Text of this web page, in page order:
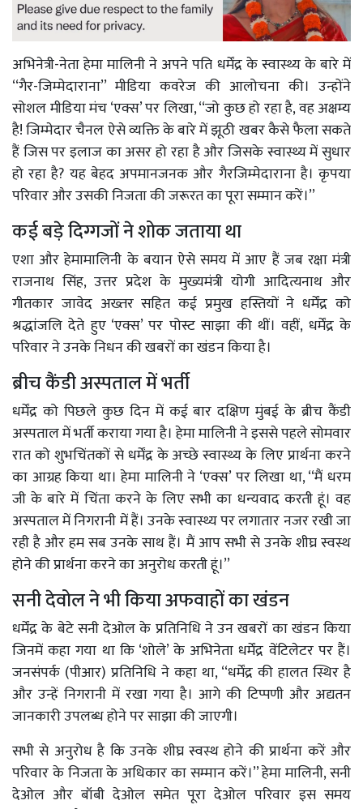
अभिनेत्री-नेता हेमा मालिनी ने अपने पति धर्मेंद्र के स्वास्थ्य के बारे में
‘‘गैर-जिम्मेदाराना’’ मीडिया कवरेज की आलोचना की। उन्होंने
सोशल मीडिया मंच ‘एक्स’ पर लिखा, ‘‘जो कुछ हो रहा है, वह अक्षम्य
है! जिम्मेदार चैनल ऐसे व्यक्ति के बारे में झूठी खबर कैसे फैला सकते
हैं जिस पर इलाज का असर हो रहा है और जिसके स्वास्थ्य में सुधार
हो रहा है? यह बेहद अपमानजनक और गैरजिम्मेदाराना है। कृपया
परिवार और उसकी निजता की जरूरत का पूरा सम्मान करें।’’
कई बड़े दिग्गजों ने शोक जताया था
एशा और हेमामालिनी के बयान ऐसे समय में आए हैं जब रक्षा मंत्री
राजनाथ सिंह, उत्तर प्रदेश के मुख्यमंत्री योगी आदित्यनाथ और
गीतकार जावेद अख्तर सहित कई प्रमुख हस्तियों ने धर्मेंद्र को
श्रद्धांजलि देते हुए ‘एक्स’ पर पोस्ट साझा की थीं। वहीं, धर्मेंद्र के
परिवार ने उनके निधन की खबरों का खंडन किया है।
ब्रीच कैंडी अस्पताल में भर्ती
धर्मेंद्र को पिछले कुछ दिन में कई बार दक्षिण मुंबई के ब्रीच कैंडी
अस्पताल में भर्ती कराया गया है। हेमा मालिनी ने इससे पहले सोमवार
रात को शुभचिंतकों से धर्मेंद्र के अच्छे स्वास्थ्य के लिए प्रार्थना करने
का आग्रह किया था। हेमा मालिनी ने ‘एक्स’ पर लिखा था, ‘‘मैं धरम
जी के बारे में चिंता करने के लिए सभी का धन्यवाद करती हूं। वह
अस्पताल में निगरानी में हैं। उनके स्वास्थ्य पर लगातार नजर रखी जा
रही है और हम सब उनके साथ हैं। मैं आप सभी से उनके शीघ्र स्वस्थ
होने की प्रार्थना करने का अनुरोध करती हूं।’’
सनी देवोल ने भी किया अफवाहों का खंडन
धर्मेंद्र के बेटे सनी देओल के प्रतिनिधि ने उन खबरों का खंडन किया
जिनमें कहा गया था कि ‘शोले’ के अभिनेता धर्मेंद्र वेंटिलेटर पर हैं।
जनसंपर्क (पीआर) प्रतिनिधि ने कहा था, ‘‘धर्मेंद्र की हालत स्थिर है
और उन्हें निगरानी में रखा गया है। आगे की टिप्पणी और अद्यतन
जानकारी उपलब्ध होने पर साझा की जाएगी।
सभी से अनुरोध है कि उनके शीघ्र स्वस्थ होने की प्रार्थना करें और
परिवार के निजता के अधिकार का सम्मान करें।’’ हेमा मालिनी, सनी
देओल और बॉबी देओल समेत पूरा देओल परिवार इस समय